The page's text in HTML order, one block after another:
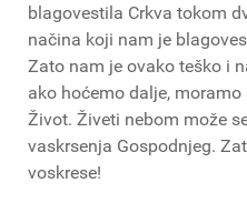
blagovestila Crkva tokom
načina koji nam je
Zato nam je ovako teško i
ako hoćemo dalje,
Život. Živeti nebom može
vaskrsenja Gospodnjeg.
voskrese!